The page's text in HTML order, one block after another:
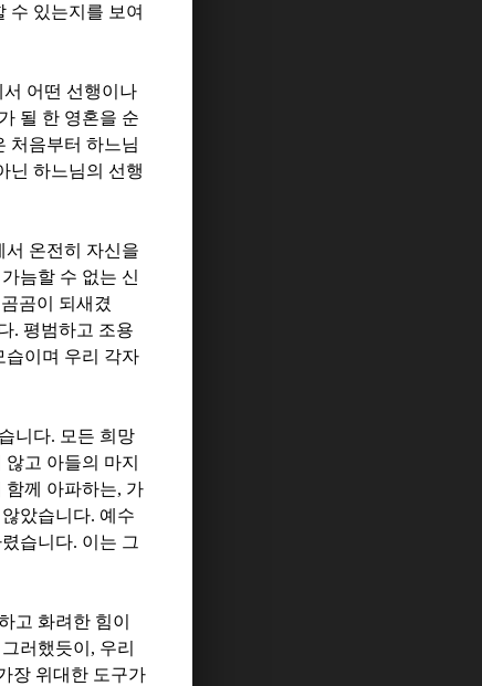
수 있는지를 보여
어떤 선행이나
될 한 영혼을 순
처음부터 하느님
닌 하느님의 선행
서 온전히 자신을
늠할 수 없는 신
곰이 되새겼
. 평범하고 조용
습이며 우리 각자
니다. 모든 희망
고 아들의 마지
함께 아파하는, 가
았습니다. 예수
습니다. 이는 그
고 화려한 힘이
러했듯이 , 우리
장 위대한 도구가